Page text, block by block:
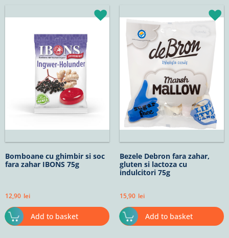
Bomboane cu ghimbir si soc
fara zahar IBONS 75g
12,90 lei
Add to basket
Bezele Debron fara zahar,
gluten si lactoza cu
indulcitori 75g
15,90 lei
Add to basket